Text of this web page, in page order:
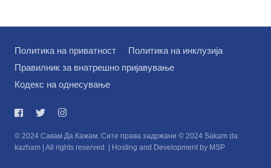
Политика на приватност
Политика на инклузија
Правилник за внатрешно пријавување
Кодекс на однесување
© 2024 Сакам Да Кажам. Сите права задржани © 2024 Sakam da
kazham | All rights reserved. | Hosting and Development by MSP